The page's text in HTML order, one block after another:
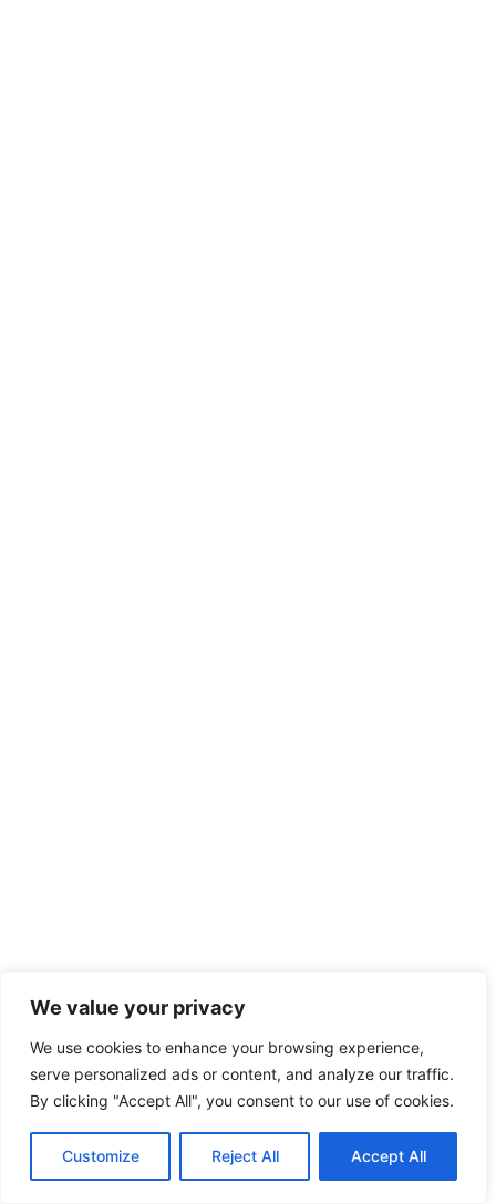
We value your privacy
We use cookies to enhance your browsing experience,
serve personalized ads or content, and analyze our traffic.
By clicking "Accept All", you consent to our use of cookies.
Customize Reject All Accept All